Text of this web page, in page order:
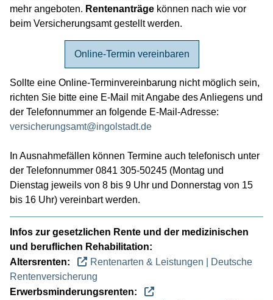
mehr angeboten. Rentenanträge können nach wie vor
beim Versicherungsamt gestellt werden.
Online-Termin vereinbaren
Sollte eine Online-Terminvereinbarung nicht möglich sein,
richten Sie bitte eine E-Mail mit Angabe des Anliegens und
der Telefonnummer an folgende E-Mail-Adresse:
versicherungsamt@ingolstadt.de
In Ausnahmefällen können Termine auch telefonisch unter
der Telefonnummer 0841 305-50245 (Montag und
Dienstag jeweils von 8 bis 9 Uhr und Donnerstag von 15
bis 16 Uhr) vereinbart werden.
Infos zur gesetzlichen Rente und der medizinischen
und beruflichen Rehabilitation:
Altersrenten:
Rentenarten & Leistungen | Deutsche
Rentenversicherung
Erwerbsminderungsrenten: